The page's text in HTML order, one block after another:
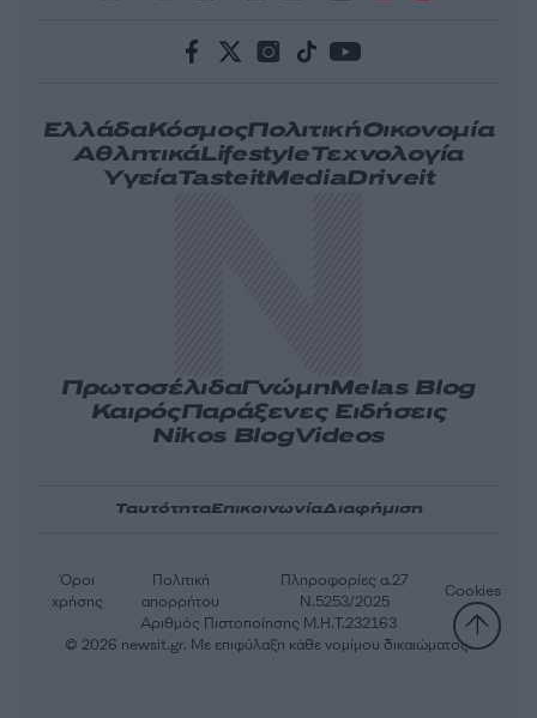
ΕλλάδαΚόσμοςΠολιτικήΟικονομία
ΑθλητικάLifestyleΤεχνολογία
ΥγείαTasteitMediaDriveit
ΠρωτοσέλιδαΓνώμηMelas Blog
ΚαιρόςΠαράξενες Ειδήσεις
Nikos BlogVideos
ΤαυτότηταΕπικοινωνίαΔιαφήμιση
Αριθμός Πιστοποίησης Μ.Η.Τ.232163
Όροι
χρήσης
Πολιτική
απορρήτου
Πληροφορίες α.27
Ν.5253/2025
Cookies
© 2026 newsit.gr. Με επιφύλαξη κάθε νομίμου δικαιώματος.